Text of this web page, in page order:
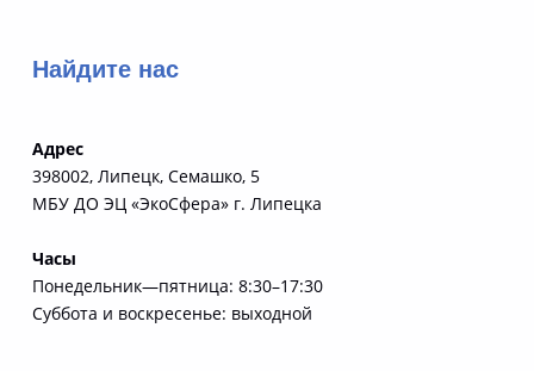
Найдите нас
Адрес
398002, Липецк, Семашко, 5
МБУ ДО ЭЦ «ЭкоСфера» г. Липецка
Часы
Понедельник—пятница: 8:30–17:30
Суббота и воскресенье: выходной